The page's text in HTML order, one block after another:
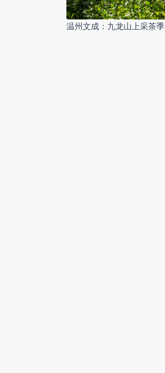
温州文成：九龙山上采茶季